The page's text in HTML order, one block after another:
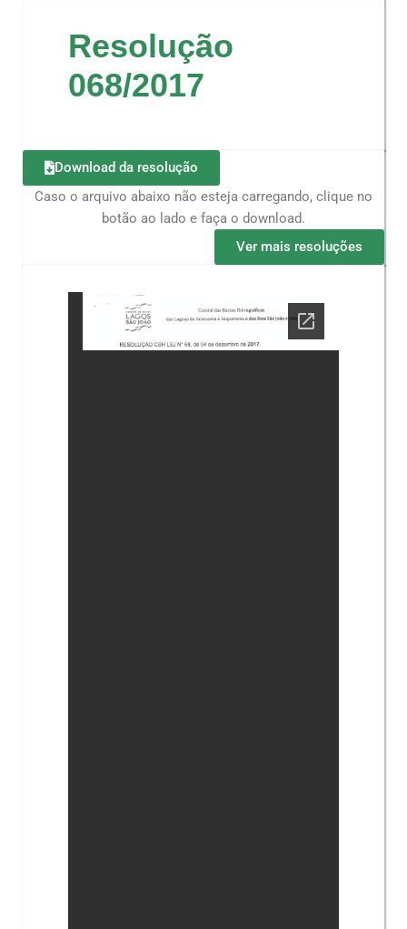
Resolução
068/2017
Download da resolução
Caso o arquivo abaixo não esteja carregando, clique no
botão ao lado e faça o download.
Ver mais resoluções